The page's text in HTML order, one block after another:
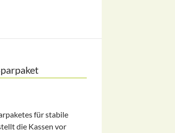
für stabile
die Kassen vor